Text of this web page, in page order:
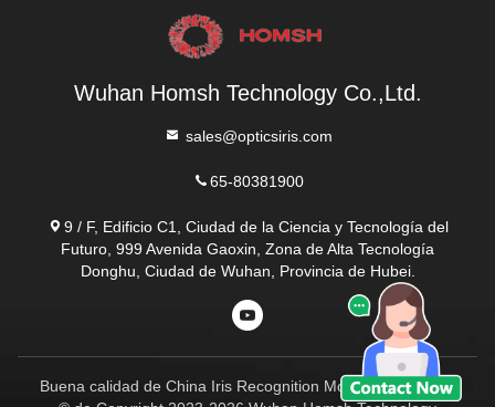
Wuhan Homsh Technology Co.,Ltd.
sales@opticsiris.com
65-80381900
9 / F, Edificio C1, Ciudad de la Ciencia y Tecnología del
Futuro, 999 Avenida Gaoxin, Zona de Alta Tecnología
Donghu, Ciudad de Wuhan, Provincia de Hubei.
Buena calidad de China Iris Recognition Module Proveedor.